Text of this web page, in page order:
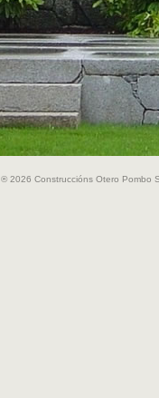
® 2026 Construccións Otero Pombo